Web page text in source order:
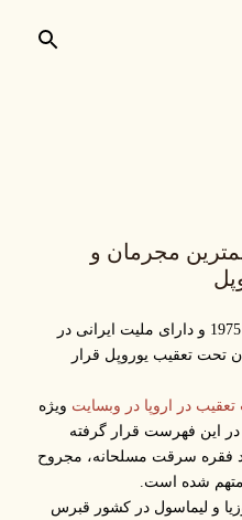
مجرمان و
امامعلی قادر اسماعیل زاده متولد 1975 و دارای ملیت ایرانی در
تحت تعقیب یوروپل قرار
در اروپا در وبسایت ویژه
این فهرست قرار گرفته
فقره سرقت مسلحانه، مجروح
شده است.
و لیماسول در کشور قبرس